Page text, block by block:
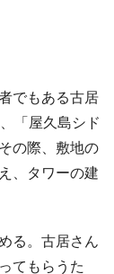
でもある古居
「屋久島シド
の際、敷地の
、タワーの建
る。古居さん
てもらうた